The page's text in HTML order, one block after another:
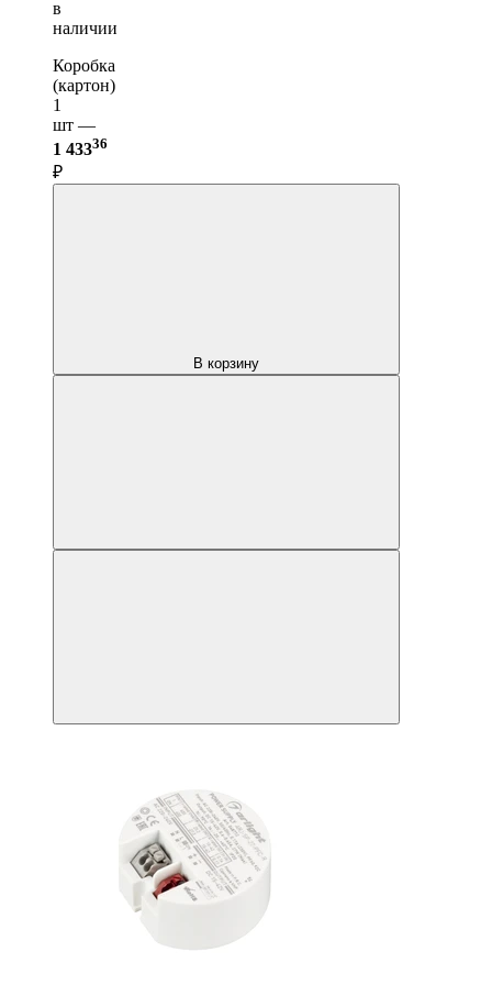
в
наличии
Коробка
(картон)
1
шт —
1 43336
₽
В корзину